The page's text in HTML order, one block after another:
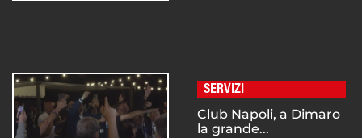
SERVIZI
Club Napoli, a Dimaro
la grande...